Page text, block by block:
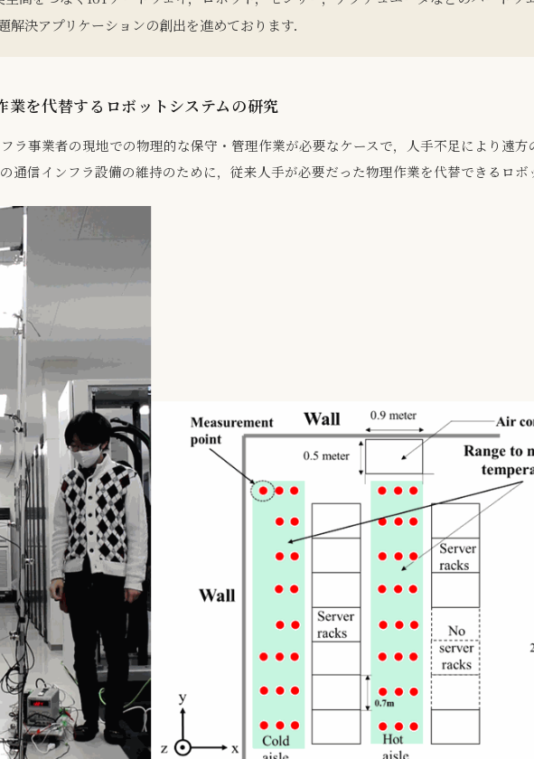
解決アプリケーションの創出を進めております．
を代替するロボットシステムの研究
ラ事業者の現地での物理的な保守・管理作業が必要なケースで，人手不足により遠
通信インフラ設備の維持のために，従来人手が必要だった物理作業を代替できるロボ